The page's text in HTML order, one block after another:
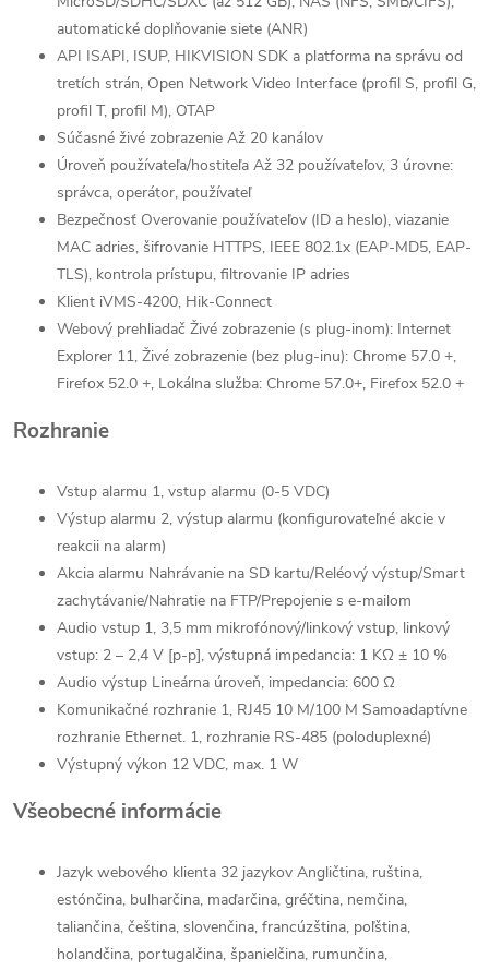
automatické doplňovanie siete (ANR)
API ISAPI, ISUP, HIKVISION SDK a platforma na správu od
tretích strán, Open Network Video Interface (profil S, profil G,
profil T, profil M), OTAP
Súčasné živé zobrazenie Až 20 kanálov
Úroveň používateľa/hostiteľa Až 32 používateľov, 3 úrovne:
správca, operátor, používateľ
Bezpečnosť Overovanie používateľov (ID a heslo), viazanie
MAC adries, šifrovanie HTTPS, IEEE 802.1x (EAP-MD5, EAP-
TLS), kontrola prístupu, filtrovanie IP adries
Klient iVMS-4200, Hik-Connect
Webový prehliadač Živé zobrazenie (s plug-inom): Internet
Explorer 11, Živé zobrazenie (bez plug-inu): Chrome 57.0 +,
Firefox 52.0 +, Lokálna služba: Chrome 57.0+, Firefox 52.0 +
Rozhranie
Vstup alarmu 1, vstup alarmu (0-5 VDC)
Výstup alarmu 2, výstup alarmu (konfigurovateľné akcie v
reakcii na alarm)
Akcia alarmu Nahrávanie na SD kartu/Reléový výstup/Smart
zachytávanie/Nahratie na FTP/Prepojenie s e-mailom
Audio vstup 1, 3,5 mm mikrofónový/linkový vstup, linkový
vstup: 2 – 2,4 V [p-p], výstupná impedancia: 1 KΩ ± 10 %
Audio výstup Lineárna úroveň, impedancia: 600 Ω
Komunikačné rozhranie 1, RJ45 10 M/100 M Samoadaptívne
rozhranie Ethernet. 1, rozhranie RS-485 (poloduplexné)
Výstupný výkon 12 VDC, max. 1 W
Všeobecné informácie
Jazyk webového klienta 32 jazykov Angličtina, ruština,
estónčina, bulharčina, maďarčina, gréčtina, nemčina,
taliančina, čeština, slovenčina, francúzština, poľština,
holandčina, portugalčina, španielčina, rumunčina,